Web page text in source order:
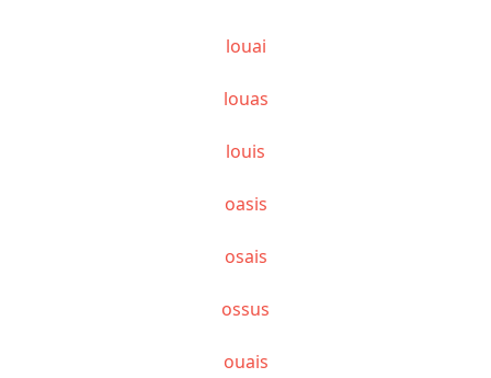
louai
louas
louis
oasis
osais
ossus
ouais